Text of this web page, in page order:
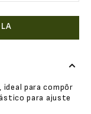
ideal para compôr
para ajuste